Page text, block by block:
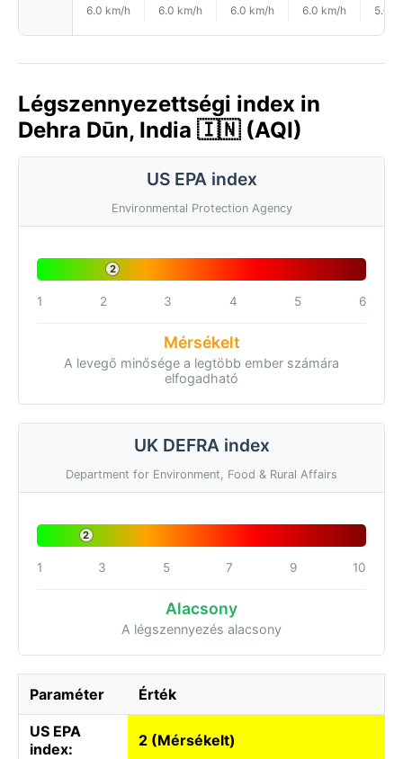
6.0 km/h 6.0 km/h 6.0 km/h 6.0 km/h 5.0
Légszennyezettségi index in
Dehra Dūn, India 🇮🇳 (AQI)
US EPA index
Environmental Protection Agency
2
1 2 3 4 5 6
Mérsékelt
A levegő minősége a legtöbb ember számára
elfogadható
UK DEFRA index
Department for Environment, Food & Rural Affairs
2
1 3 5 7 9 10
Alacsony
A légszennyezés alacsony
Paraméter Érték
US EPA
index:
2 (Mérsékelt)